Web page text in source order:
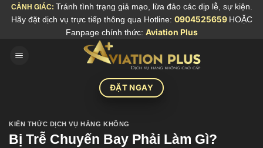
SkipCẢNH GIÁC: Tránh tình trạng giả mạo, lừa đảo các dịp lễ, sự kiện.
Hãy đặt dịch vụ trực tiếp thông qua Hotline: 0904525659 HOẶC
Fanpage chính thức: Aviation Plus
ĐẶT NGAY
KIẾN THỨC DỊCH VỤ HÀNG KHÔNG
Bị Trễ Chuyến Bay Phải Làm Gì?